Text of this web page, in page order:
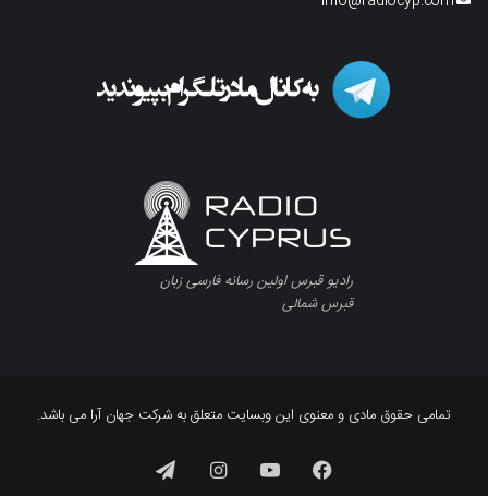
رادیو قبرس اولین رسانه فارسی زبان
قبرس شمالی
تمامی حقوق مادی و معنوی این وبسایت متعلق به شرکت جهان آرا می باشد.
فیسبوک یوتیوب اینستاگرام